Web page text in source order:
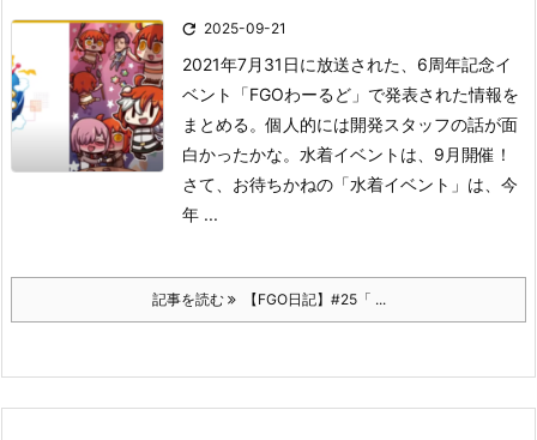
 2025-09-21
2021年7月31日に放送された、6周年記念イ
ベント「FGOわーるど」で発表された情報を
まとめる。個人的には開発スタッフの話が面
白かったかな。 水着イベントは、9月開催！
さて、お待ちかねの「水着イベント」は、今
年 ...
記事を読む 【FGO日記】#25「 ...